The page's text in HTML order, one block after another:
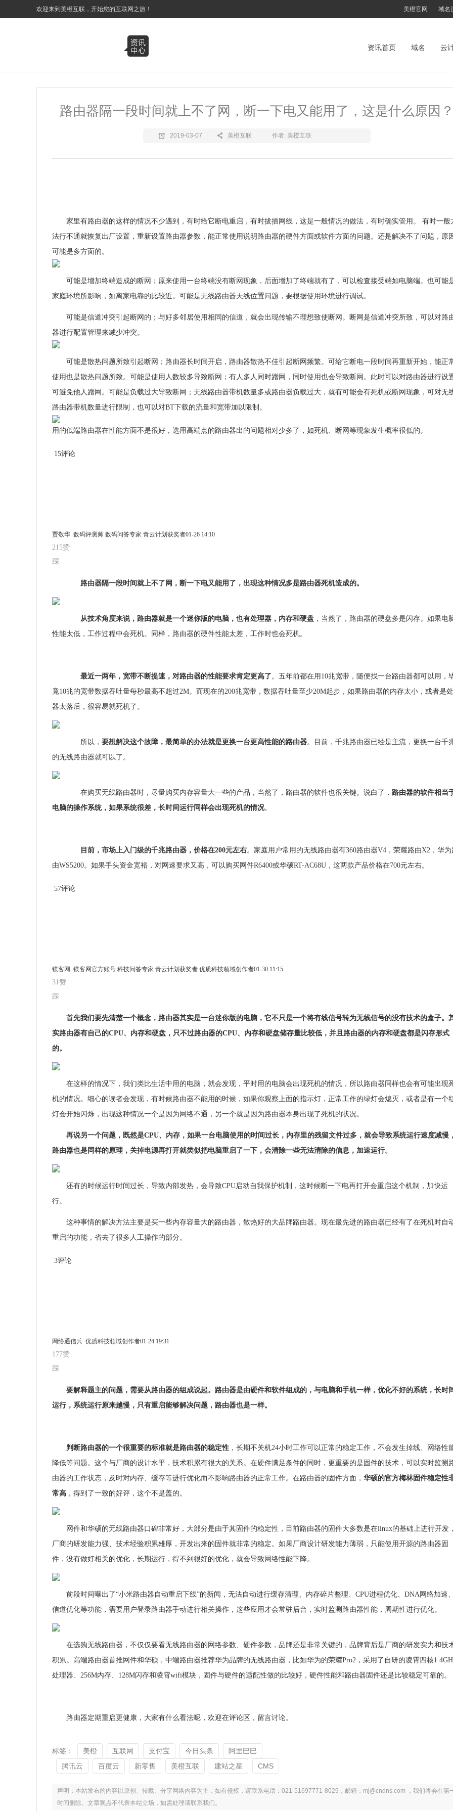
欢迎来到美橙互联，开始您的互联网之旅！ 美橙官网 | 域名
资讯首页 域名 云
路由器隔一段时间就上不了网，断一下电又能用了，这是什么原因？
2019-03-07 美橙互联 作者: 美橙互联
家里有路由器的这样的情况不少遇到，有时给它断电重启，有时拔插网线，这是一般情况的做法，有时确实管用。 有时一般
法行不通就恢复出厂设置，重新设置路由器参数，能正常使用说明路由器的硬件方面或软件方面的问题。还是解决不了问题，原
可能是多方面的。
可能是增加终端造成的断网；原来使用一台终端没有断网现象，后面增加了终端就有了，可以检查接受端如电脑端。也可能
家庭环境所影响，如离家电靠的比较近。可能是无线路由器天线位置问题，要根据使用环境进行调试。
可能是信道冲突引起断网的；与好多邻居使用相同的信道，就会出现传输不理想致使断网。断网是信道冲突所致，可以对路
器进行配置管理来减少冲突。
可能是散热问题所致引起断网；路由器长时间开启，路由器散热不佳引起断网频繁。可给它断电一段时间再重新开始，能正
使用也是散热问题所致。可能是使用人数较多导致断网；有人多人同时蹭网，同时使用也会导致断网。此时可以对路由器进行设
可避免他人蹭网。可能是负载过大导致断网；无线路由器带机数量多或路由器负载过大，就有可能会有死机或断网现象，可对无
路由器带机数量进行限制，也可以对BT下载的流量和宽带加以限制。
用的低端路由器在性能方面不是很好，选用高端点的路由器出的问题相对少多了，如死机、断网等现象发生概率很低的。
15评论
贾敬华 数码评测师 数码问答专家 青云计划获奖者01-26 14:10
215赞
踩
路由器隔一段时间就上不了网，断一下电又能用了，出现这种情况多是路由器死机造成的。
从技术角度来说，路由器就是一个迷你版的电脑，也有处理器，内存和硬盘 ，当然了，路由器的硬盘多是闪存。如果电
性能太低，工作过程中会死机。同样，路由器的硬件性能太差，工作时也会死机。
最近一两年，宽带不断提速，对路由器的性能要求肯定更高了。五年前都在用10兆宽带，随便找一台路由器都可以用，
竟10兆的宽带数据吞吐量每秒最高不超过2M。而现在的200兆宽带，数据吞吐量至少20M起步，如果路由器的内存太小，或者是
器太落后，很容易就死机了。
所以， 要想解决这个故障，最简单的办法就是更换一台更高性能的路由器。目前，千兆路由器已经是主流，更换一台千
的无线路由器就可以了。
在购买无线路由器时，尽量购买内存容量大一些的产品，当然了，路由器的软件也很关键。说白了， 路由器的软件相当
电脑的操作系统，如果系统很差，长时间运行同样会出现死机的情况。
目前，市场上入门级的千兆路由器，价格在200元左右。家庭用户常用的无线路由器有360路由器V4，荣耀路由X2，华为
由WS5200。如果手头资金宽裕，对网速要求又高，可以购买网件R6400或华硕RT-AC68U，这两款产品价格在700元左右。
57评论
镁客网 镁客网官方账号 科技问答专家 青云计划获奖者 优质科技领域创作者01-30 11:15
31赞
踩
首先我们要先清楚一个概念，路由器其实是一台迷你版的电脑，它不只是一个将有线信号转为无线信号的没有技术的盒子。
实路由器有自己的CPU、内存和硬盘，只不过路由器的CPU、内存和硬盘储存量比较低，并且路由器的内存和硬盘都是闪存形式
的。
在这样的情况下，我们类比生活中用的电脑，就会发现，平时用的电脑会出现死机的情况，所以路由器同样也会有可能出现
机的情况。细心的读者会发现，有时候路由器不能用的时候，如果你观察上面的指示灯，正常工作的绿灯会熄灭，或者是有一个
灯会开始闪烁，出现这种情况一个是因为网络不通，另一个就是因为路由器本身出现了死机的状况。
再说另一个问题，既然是CPU、内存，如果一台电脑使用的时间过长，内存里的残留文件过多，就会导致系统运行速度减慢，
路由器也是同样的原理，关掉电源再打开就类似把电脑重启了一下，会清除一些无法清除的信息，加速运行。
还有的时候运行时间过长，导致内部发热，会导致CPU启动自我保护机制，这时候断一下电再打开会重启这个机制，加快运
行。
这种事情的解决方法主要是买一些内存容量大的路由器，散热好的大品牌路由器。现在最先进的路由器已经有了在死机时自
重启的功能，省去了很多人工操作的部分。
3评论
网络通信兵 优质科技领域创作者01-24 19:31
177赞
踩
要解释题主的问题，需要从路由器的组成说起。路由器是由硬件和软件组成的，与电脑和手机一样，优化不好的系统，长时
运行，系统运行原来越慢，只有重启能够解决问题，路由器也是一样。
判断路由器的一个很重要的标准就是路由器的稳定性 ，长期不关机24小时工作可以正常的稳定工作，不会发生掉线、网络性
降低等问题。这个与厂商的设计水平，技术积累有很大的关系。在硬件满足条件的同时，更重要的是固件的技术，可以实时监测
由器的工作状态，及时对内存、缓存等进行优化而不影响路由器的正常工作。在路由器的固件方面， 华硕的官方梅林固件稳定性
常高 ，得到了一致的好评，这个不是盖的。
网件和华硕的无线路由器口碑非常好，大部分是由于其固件的稳定性，目前路由器的固件大多数是在linux的基础上进行开发，
厂商的研发能力强、技术经验积累雄厚，开发出来的固件就非常的稳定。如果厂商设计研发能力薄弱，只能使用开源的路由器固
件，没有做好相关的优化，长期运行，得不到很好的优化，就会导致网络性能下降。
前段时间曝出了“小米路由器自动重启下线”的新闻，无法自动进行缓存清理、内存碎片整理、CPU进程优化、DNA网络加速、
信道优化等功能，需要用户登录路由器手动进行相关操作，这些应用才会常驻后台，实时监测路由器性能，周期性进行优化。
在选购无线路由器，不仅仅要看无线路由器的网络参数、硬件参数，品牌还是非常关键的，品牌背后是厂商的研发实力和技
积累。高端路由器首推网件和华硕，中端路由器推荐华为品牌的无线路由器，比如华为的荣耀Pro2，采用了自研的凌霄四核
处理器、256M内存、128M闪存和凌霄wifi模块，固件与硬件的适配性做的比较好，硬件性能和路由器固件还是比较稳定可靠的。
路由器定期重启更健康，大家有什么看法呢，欢迎在评论区，留言讨论。
标签： 美橙 互联网 支付宝 今日头条
阿里巴巴
腾讯云
百度云 新零售 美橙互联 建站之星 CMS
声明：本站发布的内容以原创、转载、分享网络内容为主，如有侵权，请联系电话：021-51697771-8029，邮箱：mj@cndns.com ，我们将会在第
时间删除。文章观点不代表本站立场，如需处理请联系我们。